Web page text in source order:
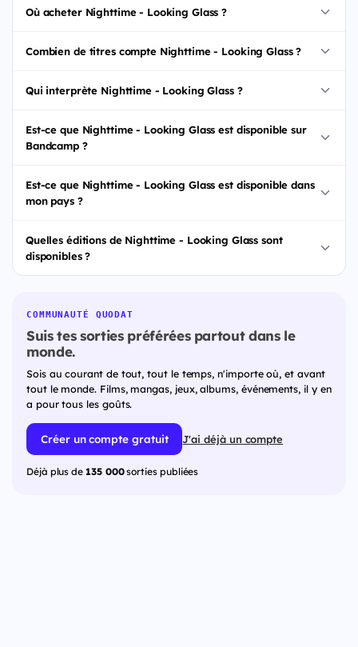
Où acheter Nighttime - Looking Glass ?
Combien de titres compte Nighttime - Looking Glass ?
Qui interprète Nighttime - Looking Glass ?
Est-ce que Nighttime - Looking Glass est disponible sur
Bandcamp ?
Est-ce que Nighttime - Looking Glass est disponible dans
mon pays ?
Quelles éditions de Nighttime - Looking Glass sont
disponibles ?
COMMUNAUTÉ QUODAT
Suis tes sorties préférées partout dans le
monde.
Sois au courant de tout, tout le temps, n'importe où, et avant
tout le monde. Films, mangas, jeux, albums, événements, il y en
a pour tous les goûts.
Créer un compte gratuit J'ai déjà un compte
Déjà plus de 135 000sorties publiées